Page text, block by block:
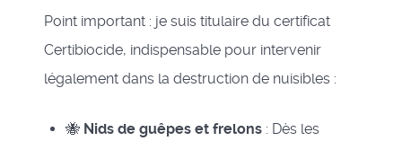
Point important : je suis titulaire du certificat
Certibiocide, indispensable pour intervenir
légalement dans la destruction de nuisibles :
🐝 Nids de guêpes et frelons : Dès les